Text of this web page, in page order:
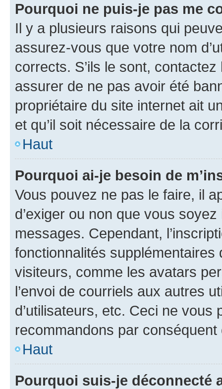
Pourquoi ne puis-je pas me
Il y a plusieurs raisons qui
assurez-vous que votre nom
corrects. S’ils le sont,
assurer de ne pas avoir été
propriétaire du site internet ait
et qu’il soit nécessaire de la
Haut
Pourquoi ai-je besoin de
Vous pouvez ne pas le faire, il
d’exiger ou non que vous
messages. Cependant,
fonctionnalités
visiteurs, comme les avatars
l’envoi de courriels aux autres
d’utilisateurs, etc. Ceci ne vous
recommandons par conséquent
Haut
Pourquoi suis-je déconnecté